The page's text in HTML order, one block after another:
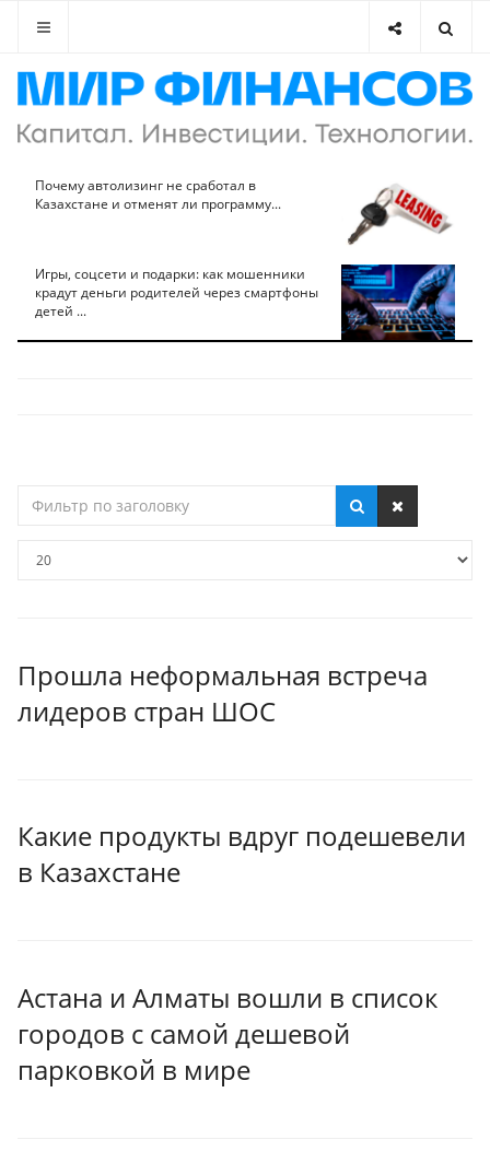
Почему автолизинг не сработал в
Казахстане и отменят ли программу...
Игры, соцсети и подарки: как мошенники
крадут деньги родителей через смартфоны
детей ...
по
Прошла неформальная встреча
лидеров стран ШОС
Какие продукты вдруг подешевели
в Казахстане
Астана и Алматы вошли в список
городов с самой дешевой
парковкой в мире